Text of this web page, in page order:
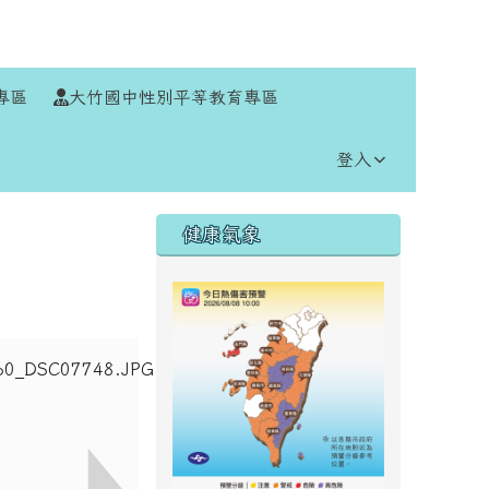
區 大竹國中性別平等教育專區
登入
右邊區域內容
健康氣象